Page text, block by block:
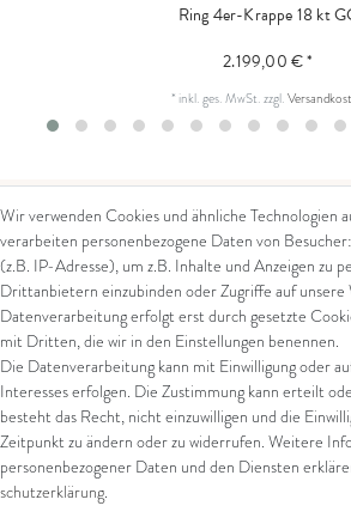
Ring 4er-Krappe 18 kt
2.199,00 € *
* inkl. ges. MwSt.zzgl.
Kontakt
Kontaktformular
Arena in Arte GmbH
Marktgasse 2,
8600 Dübendorf
Tel: +41 44 821 60 40
E-Mail:info@goldschmiede-
AGB
Impressum
Zahlung
Wir verwenden Cookies und ähnliche Technologien
verarbeiten personenbezogene Daten von
(z.B. IP-Adresse), um z.B. Inhalte und Anzeigen zu
Drittanbietern einzubinden oder Zugriffe auf unsere
Datenverarbeitung erfolgt erst durch gesetzte
mit Dritten, die wir in den Einstellungen benennen.
Die Datenverarbeitung kann mit Einwilligung oder
Interesses erfolgen. Die Zustimmung kann erteilt
besteht das Recht, nicht einzuwilligen und die
Zeitpunkt zu ändern oder zu widerrufen. Weitere
personenbezogener Daten und den Diensten
schutz­erklärung.